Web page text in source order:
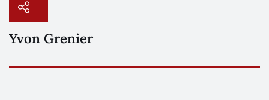
Yvon Grenier